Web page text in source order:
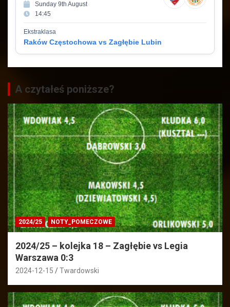
Sunday 9th August
14:45
Ekstraklasa
Raków Częstochowa vs Zagłębie Lubin
A czytałeś poniższe?
2024/25 NOTY_POMECZOWE
2024/25 – kolejka 18 – Zagłębie vs Legia
Warszawa 0:3
2024-12-15 Twardowski